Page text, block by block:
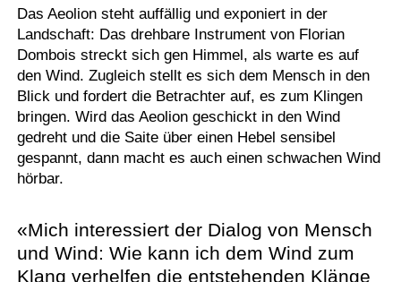
Das Aeolion steht auffällig und exponiert in der
Landschaft: Das drehbare Instrument von Florian
Dombois streckt sich gen Himmel, als warte es auf
den Wind. Zugleich stellt es sich dem Mensch in den
Blick und fordert die Betrachter auf, es zum Klingen
bringen. Wird das Aeolion geschickt in den Wind
gedreht und die Saite über einen Hebel sensibel
gespannt, dann macht es auch einen schwachen Wind
hörbar.
«Mich interessiert der Dialog von Mensch
und Wind: Wie kann ich dem Wind zum
Klang verhelfen die entstehenden Klänge